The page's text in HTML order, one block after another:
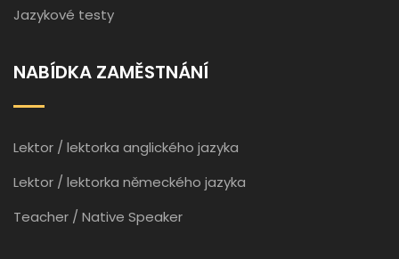
Jazykové testy
NABÍDKA ZAMĚSTNÁNÍ
Lektor / lektorka anglického jazyka
Lektor / lektorka německého jazyka
Teacher / Native Speaker